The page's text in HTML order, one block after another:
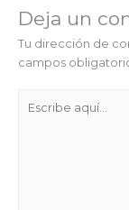
Deja un
Tu dirección de
campos